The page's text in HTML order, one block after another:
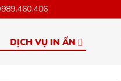
DỊCH VỤ IN ẤN